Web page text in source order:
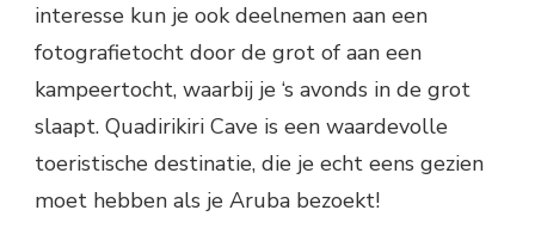
interesse kun je ook deelnemen aan een
fotografietocht door de grot of aan een
kampeertocht, waarbij je ‘s avonds in de grot
slaapt. Quadirikiri Cave is een waardevolle
toeristische destinatie, die je echt eens gezien
moet hebben als je Aruba bezoekt!